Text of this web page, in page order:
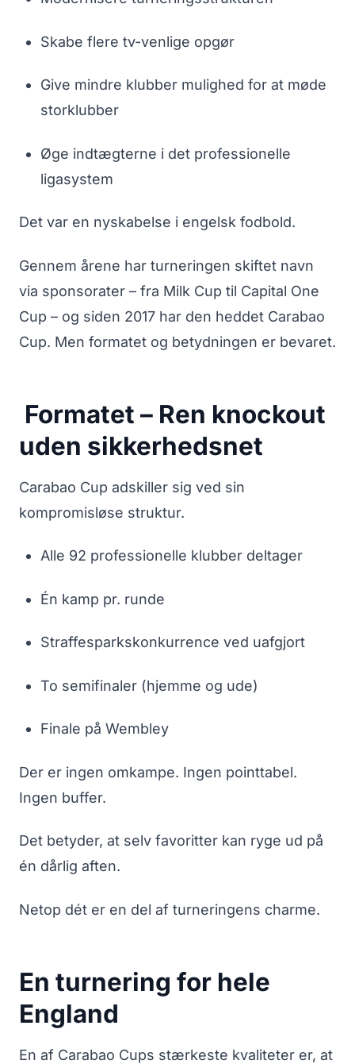
Skabe flere tv-venlige opgør
Give mindre klubber mulighed for at møde
storklubber
Øge indtægterne i det professionelle
ligasystem
Det var en nyskabelse i engelsk fodbold.
Gennem årene har turneringen skiftet navn
via sponsorater – fra Milk Cup til Capital One
Cup – og siden 2017 har den heddet Carabao
Cup. Men formatet og betydningen er bevaret.
Formatet – Ren knockout
uden sikkerhedsnet
Carabao Cup adskiller sig ved sin
kompromisløse struktur.
Alle 92 professionelle klubber deltager
Én kamp pr. runde
Straffesparkskonkurrence ved uafgjort
To semifinaler (hjemme og ude)
Finale på Wembley
Der er ingen omkampe. Ingen pointtabel.
Ingen buffer.
Det betyder, at selv favoritter kan ryge ud på
én dårlig aften.
Netop dét er en del af turneringens charme.
En turnering for hele
England
En af Carabao Cups stærkeste kvaliteter er, at